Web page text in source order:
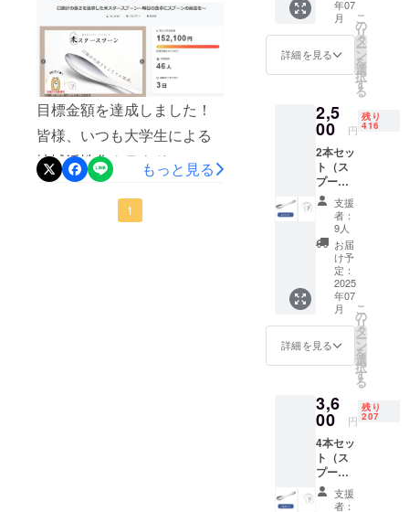
ングを進めております。私
の祖父が丹精込めて育てた
新潟県コシヒカリを是非ご
賞味ください。スプーンの
引き取りが完了し次第、7月
中旬から下旬の発送を予定
しております。商品の到着
まで今しばらくお待ちくだ
さいませ。引き続き何卒よ
目標金額を達成しました！
皆様、いつも大学生による
地域活性化クラウドファン
ディング「Tre-Share」を応
援いただき誠にありがとう
もっと見る
1
いから」。
そうして地
元を離れ上
京する学生
一方で、地
元に残る若
者は少な
い。こうし
た状況が重
なり、都会
への一極集
中、地方の
過疎化が進
行している
のが日本の
現状です。
ならば、地
前に地元の
魅力に気付
いてもらえ
れば、上京
したとして
学生オ
リジナ
ルレシ
ピが付
いてき
ます！
ターン
内容】
・ス
プーン
（シル
バー）
×1本 ・
オリジ
ナルレ
シピ 1
年07
月
詳細を見る
こ
の
リ
タ
ー
ン
を
選
択
す
る
2,5
00 円
残り
416
2本セッ
ト（ス
プーン2
本・レ
シピ）
スプー
ンで食
べるの
におす
すめの
学生オ
リジナ
ルレシ
ピが付
いてき
ます！
ターン
内容】
・ス
プーン
（シル
バー）
×2本 ・
オリジ
支援
者：
9人
お届
け予
定：
2025
年07
月
詳細を見る
こ
の
リ
タ
ー
ン
を
選
択
す
る
3,6
00 円
残り
207
4本セッ
ト（ス
プーン4
本・レ
シ 支援
者：